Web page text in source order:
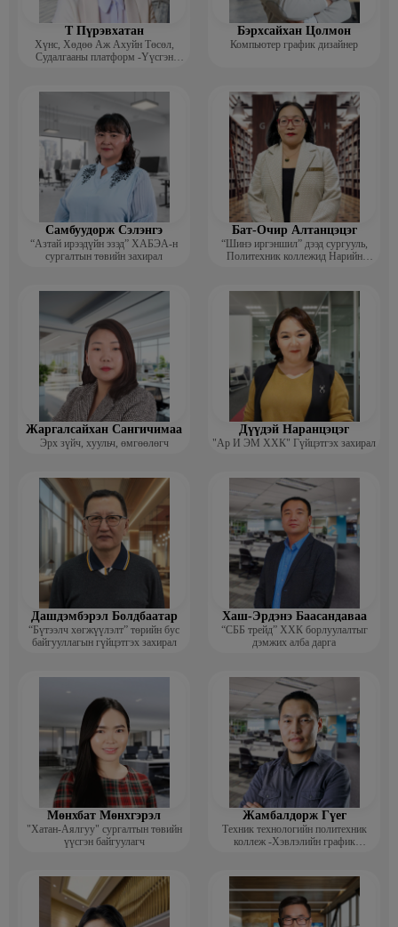
Т Пүрэвхатан
Хүнс, Хөдөө Аж Ахуйн Төсөл,
Судалгааны платформ -Үүсгэн
Бэрхсайхан Цолмон
Компьютер график дизайнер
Самбуудорж Сэлэнгэ
“Азтай ирээдүйн эзэд” ХАБЭА-н
сургалтын төвийн захирал
Бат-Очир Алтанцэцэг
“Шинэ иргэншил” дээд сургууль,
Политехник коллежид Нарийн
багш
Жаргалсайхан Сангичимаа
Эрх зүйч, хуульч, өмгөөлөгч
Дүүдэй Наранцэцэг
"Ар И ЭМ ХХК" Гүйцэтгэх захирал
Дашдэмбэрэл Болдбаатар
“Бүтээлч хөгжүүлэлт” төрийн бус
байгууллагын гүйцэтгэх захирал
Хаш-Эрдэнэ Баасандаваа
“СББ трейд” ХХК борлуулалтыг
дэмжих алба дарга
Мөнхбат Мөнхгэрэл
"Хатан-Аялгуу" сургалтын төвийн
үүсгэн байгуулагч
Жамбалдорж Гүег
Техник технологийн политехник
коллеж -Хэвлэлийн график